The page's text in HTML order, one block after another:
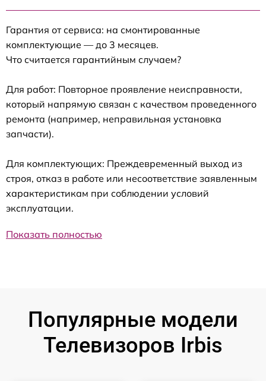
Гарантия от сервиса: на смонтированные
комплектующие — до 3 месяцев.
Что считается гарантийным случаем?
Для работ: Повторное проявление неисправности,
который напрямую связан с качеством проведенного
ремонта (например, неправильная установка
запчасти).
Для комплектующих: Преждевременный выход из
строя, отказ в работе или несоответствие заявленным
характеристикам при соблюдении условий
эксплуатации.
Показать полностью
Популярные модели
Телевизоров Irbis